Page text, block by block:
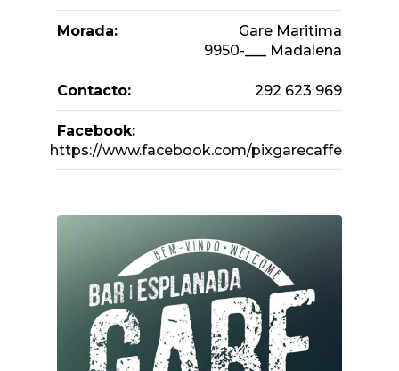
Morada:
Gare Maritima
9950-___ Madalena
Contacto: 292 623 969
Facebook:
https://www.facebook.com/pixgarecaffe